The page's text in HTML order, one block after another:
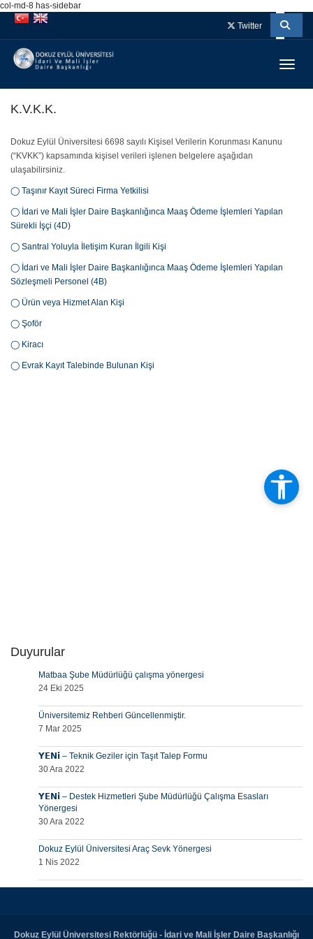
col-md-8 has-sidebar
İçeriğe
atla
Navigasyona
atla
Twitter
K.V.K.K.
Dokuz Eylül Üniversitesi 6698 sayılı Kişisel Verilerin Korunması Kanunu
(“KVKK”) kapsamında kişisel verileri işlenen belgelere aşağıdan
ulaşabilirsiniz.
◯ Taşınır Kayıt Süreci Firma Yetkilisi
◯ İdari ve Mali İşler Daire Başkanlığınca Maaş Ödeme İşlemleri Yapılan
Sürekli İşçi (4D)
◯ Santral Yoluyla İletişim Kuran İlgili Kişi
◯ İdari ve Mali İşler Daire Başkanlığınca Maaş Ödeme İşlemleri Yapılan
Sözleşmeli Personel (4B)
◯ Ürün veya Hizmet Alan Kişi
◯ Şoför
◯ Kiracı
◯ Evrak Kayıt Talebinde Bulunan Kişi
Duyurular
Matbaa Şube Müdürlüğü çalışma yönergesi
24 Eki 2025
Üniversitemiz Rehberi Güncellenmiştir.
7 Mar 2025
𝗬𝗘𝗡𝗶 – Teknik Geziler için Taşıt Talep Formu
30 Ara 2022
𝗬𝗘𝗡𝗶 – Destek Hizmetleri Şube Müdürlüğü Çalışma Esasları
Yönergesi
30 Ara 2022
Dokuz Eylül Üniversitesi Araç Sevk Yönergesi
1 Nis 2022
Dokuz Eylül Üniversitesi Rektörlüğü - İdari ve Mali İşler Daire Başkanlığı